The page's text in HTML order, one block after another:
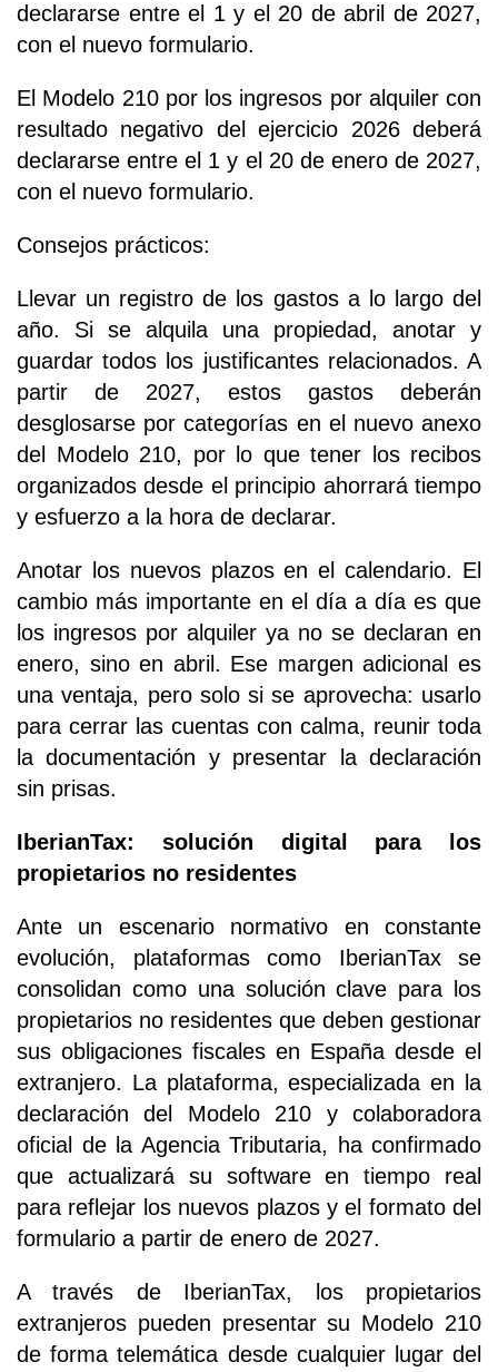
declararse entre el 1 y el 20 de abril de 2027,
con el nuevo formulario.
El Modelo 210 por los ingresos por alquiler con
resultado negativo del ejercicio 2026 deberá
declararse entre el 1 y el 20 de enero de 2027,
con el nuevo formulario.
Consejos prácticos:
Llevar un registro de los gastos a lo largo del
año. Si se alquila una propiedad, anotar y
guardar todos los justificantes relacionados. A
partir de 2027, estos gastos deberán
desglosarse por categorías en el nuevo anexo
del Modelo 210, por lo que tener los recibos
organizados desde el principio ahorrará tiempo
y esfuerzo a la hora de declarar.
Anotar los nuevos plazos en el calendario. El
cambio más importante en el día a día es que
los ingresos por alquiler ya no se declaran en
enero, sino en abril. Ese margen adicional es
una ventaja, pero solo si se aprovecha: usarlo
para cerrar las cuentas con calma, reunir toda
la documentación y presentar la declaración
sin prisas.
IberianTax: solución digital para los
propietarios no residentes
Ante un escenario normativo en constante
evolución, plataformas como IberianTax se
consolidan como una solución clave para los
propietarios no residentes que deben gestionar
sus obligaciones fiscales en España desde el
extranjero. La plataforma, especializada en la
declaración del Modelo 210 y colaboradora
oficial de la Agencia Tributaria, ha confirmado
que actualizará su software en tiempo real
para reflejar los nuevos plazos y el formato del
formulario a partir de enero de 2027.
A través de IberianTax, los propietarios
extranjeros pueden presentar su Modelo 210
de forma telemática desde cualquier lugar del